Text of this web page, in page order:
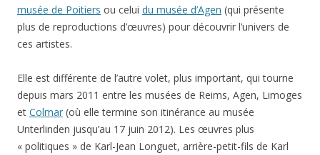
musée de Poitiers ou celui du musée d’Agen (qui présente
plus de reproductions d’œuvres) pour découvrir l’univers de
ces artistes.
Elle est différente de l’autre volet, plus important, qui tourne
depuis mars 2011 entre les musées de Reims, Agen, Limoges
et Colmar (où elle termine son itinérance au musée
Unterlinden jusqu’au 17 juin 2012). Les œuvres plus
« politiques » de Karl-Jean Longuet, arrière-petit-fils de Karl